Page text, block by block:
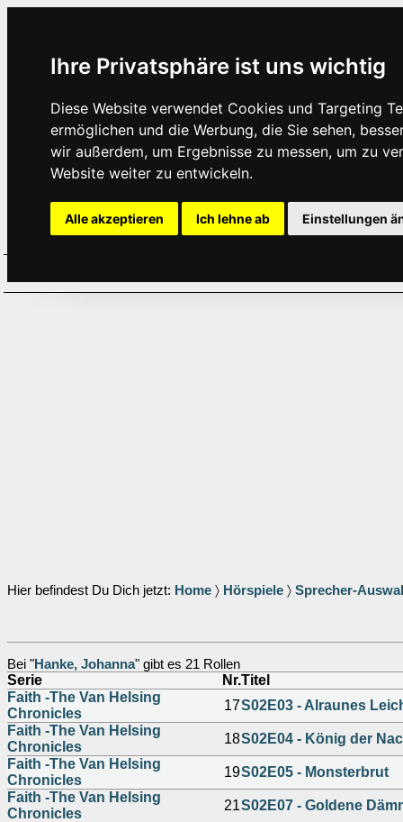
Ihre Privatsphäre ist uns wichtig
Diese Website verwendet Cookies und Targeting
ermöglichen und die Werbung, die Sie sehen,
wir außerdem, um Ergebnisse zu messen, um zu
Website weiter zu entwickeln.
Alle akzeptieren Ich lehne ab Einstellungen
Hier befindest Du Dich jetzt: Home 〉 Hörspiele 〉 Sprecher-
Bei "Hanke, Johanna" gibt es 21 Rollen
Serie Nr.Titel
Faith -The Van Helsing
Chronicles
17S02E03 - Alraunes
Faith -The Van Helsing
Chronicles
18S02E04 - König der
Faith -The Van Helsing
Chronicles
19S02E05 - Monsterbrut
Faith -The Van Helsing
Chronicles
21S02E07 - Goldene